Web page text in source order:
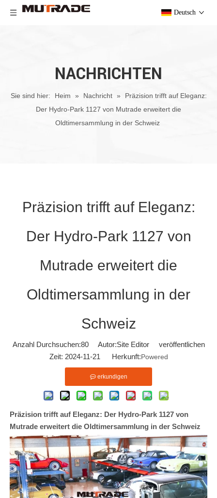
Deutsch
NACHRICHTEN
Sie sind hier: Heim » Nachricht »
Präzision trifft auf Eleganz:
Der Hydro-Park 1127 von Mutrade erweitert die
Oldtimersammlung in der Schweiz
Präzision trifft auf Eleganz:
Der Hydro-Park 1127 von
Mutrade erweitert die
Oldtimersammlung in der
Schweiz
Anzahl Durchsuchen:80Autor:Site Editor veröffentlichen
Zeit: 2024-11-21 Herkunft:Powered
erkundigen
Präzision trifft auf Eleganz: Der Hydro-Park 1127 von
Mutrade erweitert die Oldtimersammlung in der Schweiz